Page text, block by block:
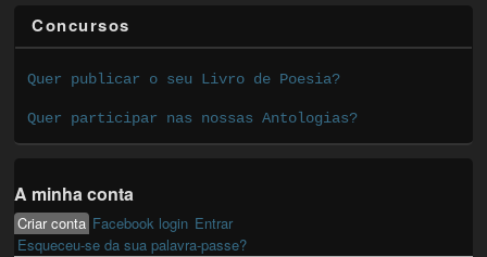
Concursos
Quer publicar o seu Livro de Poesia?
Quer participar nas nossas Antologias?
A minha conta
Primary tabs
Criar conta (active tab)
Facebook login Entrar
Esqueceu-se da sua palavra-passe?